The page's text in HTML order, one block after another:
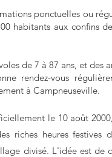
ponctuelles ou
habitants aux confins
de 7 à 87 ans, et des
rendez-vous
à Campneuseville.
le 10 août
riches heures festives
divisé. L'idée est de